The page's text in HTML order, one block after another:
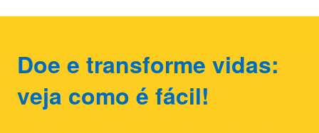
Doe e transforme vidas:
veja como é fácil!